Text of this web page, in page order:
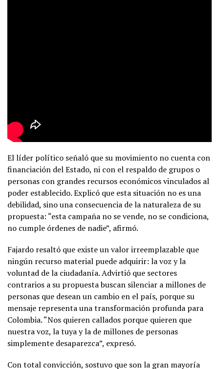
El líder político señaló que su movimiento no cuenta con
financiación del Estado, ni con el respaldo de grupos o
personas con grandes recursos económicos vinculados al
poder establecido. Explicó que esta situación no es una
debilidad, sino una consecuencia de la naturaleza de su
propuesta: “esta campaña no se vende, no se condiciona,
no cumple órdenes de nadie”, afirmó.
Fajardo resaltó que existe un valor irreemplazable que
ningún recurso material puede adquirir: la voz y la
voluntad de la ciudadanía. Advirtió que sectores
contrarios a su propuesta buscan silenciar a millones de
personas que desean un cambio en el país, porque su
mensaje representa una transformación profunda para
Colombia. “Nos quieren callados porque quieren que
nuestra voz, la tuya y la de millones de personas
simplemente desaparezca”, expresó.
Con total convicción, sostuvo que son la gran mayoría